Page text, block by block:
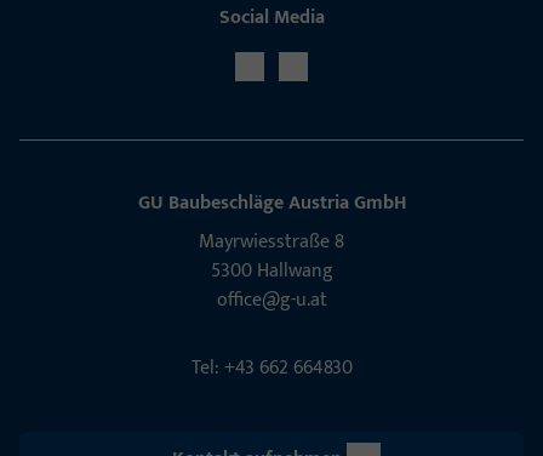
Social Media
GU Baubeschläge Aus­tria GmbH
Mayrwies­straße 8
5300 Hall­wang
office@g-u.at
Tel: +43 662 664830